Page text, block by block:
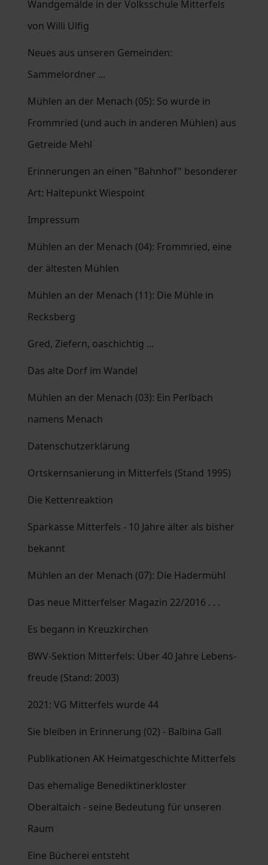
Wandgemälde in der Volksschule Mitterfels
von Willi Ulfig
Neues aus unseren Gemeinden:
Sammelordner ...
Mühlen an der Menach (05): So wurde in
Frommried (und auch in anderen Mühlen) aus
Getreide Mehl
Erinnerungen an einen "Bahnhof" besonderer
Art: Haltepunkt Wiespoint
Impressum
Mühlen an der Menach (04): Frommried, eine
der ältesten Mühlen
Mühlen an der Menach (11): Die Mühle in
Recksberg
Gred, Ziefern, oaschichtig ...
Das alte Dorf im Wandel
Mühlen an der Menach (03): Ein Perlbach
namens Menach
Datenschutzerklärung
Ortskernsanierung in Mitterfels (Stand 1995)
Die Kettenreaktion
Sparkasse Mitterfels - 10 Jahre älter als bisher
bekannt
Mühlen an der Menach (07): Die Hadermühl
Das neue Mitterfelser Magazin 22/2016 . . .
Es begann in Kreuzkirchen
BWV-Sektion Mitterfels: Über 40 Jahre Lebens-
freude (Stand: 2003)
2021: VG Mitterfels wurde 44
Sie bleiben in Erinnerung (02) - Balbina Gall
Publikationen AK Heimatgeschichte Mitterfels
Das ehemalige Benediktinerkloster
Oberaltaich - seine Bedeutung für unseren
Raum
Eine Bücherei entsteht